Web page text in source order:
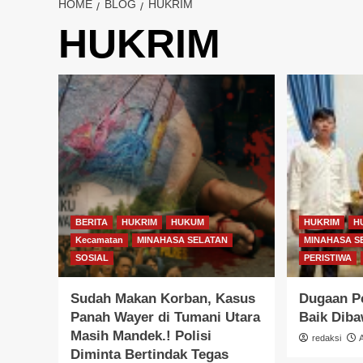
HOME BLOG HUKRIM
HUKRIM
BERITA HUKRIM
HUKUM
Kecamatan
MINAHASA SELATAN
SOSIAL
Sudah Makan Korban, Kasus
Panah Wayer di Tumani Utara
Masih Mandek.! Polisi
Diminta Bertindak Tegas
HUKRIM
MINAHASA
PERISTIWA
Dugaan
Baik
redaksi